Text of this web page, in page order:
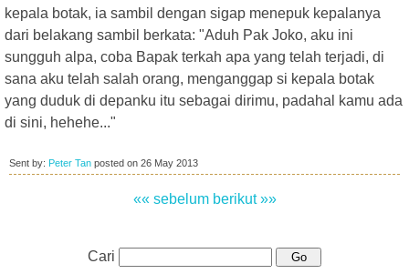
kepala botak, ia sambil dengan sigap menepuk kepalanya
dari belakang sambil berkata: "Aduh Pak Joko, aku ini
sungguh alpa, coba Bapak terkah apa yang telah terjadi, di
sana aku telah salah orang, menganggap si kepala botak
yang duduk di depanku itu sebagai dirimu, padahal kamu ada
di sini, hehehe..."
Sent by: Peter Tan posted on 26 May 2013
«« sebelum berikut »»
Cari